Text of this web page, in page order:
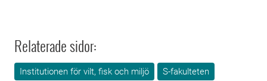
Relaterade sidor:
Institutionen för vilt, fisk och miljö
S-fakulteten